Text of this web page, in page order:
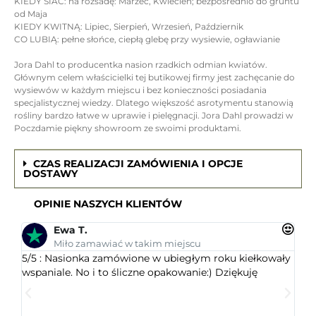
od Maja
KIEDY KWITNĄ: Lipiec, Sierpień, Wrzesień, Październik
CO LUBIĄ: pełne słońce, ciepłą glebę przy wysiewie, ogławianie
Jora Dahl to producentka nasion rzadkich odmian kwiatów.
Głównym celem właścicielki tej butikowej firmy jest zachęcanie do
wysiewów w każdym miejscu i bez konieczności posiadania
specjalistycznej wiedzy. Dlatego większość asrotymentu stanowią
rośliny bardzo łatwe w uprawie i pielęgnacji. Jora Dahl prowadzi w
Poczdamie piękny showroom ze swoimi produktami.
CZAS REALIZACJI ZAMÓWIENIA I OPCJE
DOSTAWY
OPINIE NASZYCH KLIENTÓW
Ewa T.
Miło zamawiać w takim miejscu
5/5 : Nasionka zamówione w ubiegłym roku kiełkowały
wspaniale. No i to śliczne opakowanie:) Dziękuję